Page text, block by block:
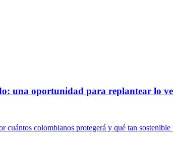
una oportunidad para replantear lo
colombianos protegerá y qué tan sostenible